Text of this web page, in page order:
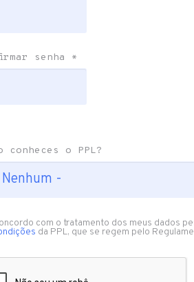
senha *
conheces o PPL?
com o tratamento dos meus dados
da PPL, que se regem pelo